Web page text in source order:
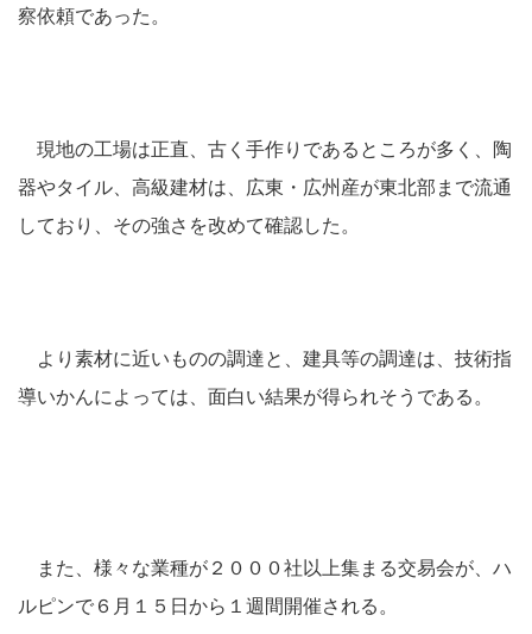
察依頼であった。
現地の工場は正直、古く手作りであるところが多く、陶
器やタイル、高級建材は、広東・広州産が東北部まで流通
しており、その強さを改めて確認した。
より素材に近いものの調達と、建具等の調達は、技術指
導いかんによっては、面白い結果が得られそうである。
また、様々な業種が２０００社以上集まる交易会が、ハ
ルピンで６月１５日から１週間開催される。